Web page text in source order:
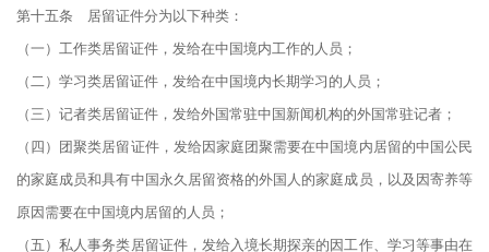
第十五条 居留证件分为以下种类：
（一）工作类居留证件，发给在中国境内工作的人员；
（二）学习类居留证件，发给在中国境内长期学习的人员；
（三）记者类居留证件，发给外国常驻中国新闻机构的外国常驻记者；
（四）团聚类居留证件，发给因家庭团聚需要在中国境内居留的中国公民
的家庭成员和具有中国永久居留资格的外国人的家庭成员，以及因寄养等
原因需要在中国境内居留的人员；
（五）私人事务类居留证件，发给入境长期探亲的因工作、学习等事由在